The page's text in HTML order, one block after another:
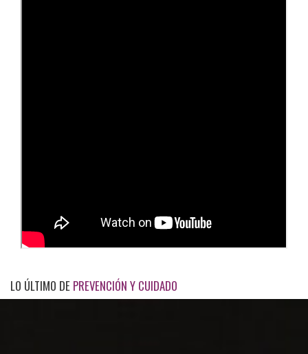
LO ÚLTIMO DE PREVENCIÓN Y CUIDADO